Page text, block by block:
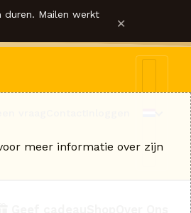
duren. Mailen werkt ×
meer informatie over zijn